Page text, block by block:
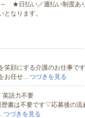
★日払い／週払い制度あ
なります。
笑顔にする介護のお仕事で
お任せ…つづきを見る
英語力不要
書は不要です▽応募後の流
つづきを見る